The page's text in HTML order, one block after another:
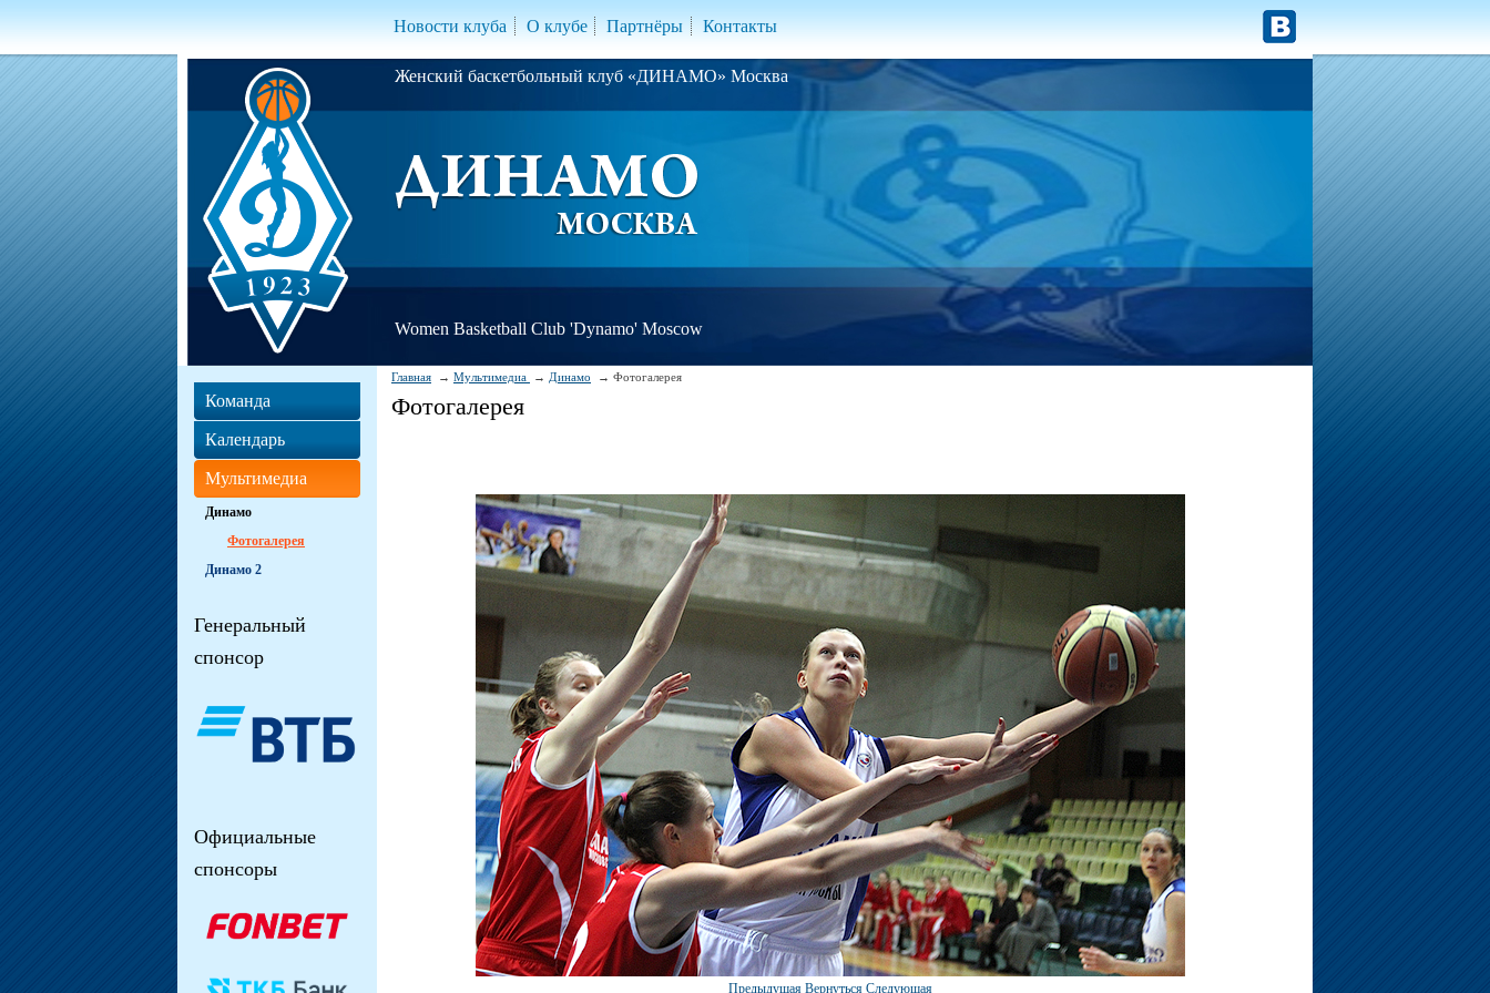
Новости клуба О клубе Партнёры Контакты
Женский баскетбольный клуб «ДИНАМО» Москва
Women Basketball Club 'Dynamo' Moscow
Главная Мультимедиа Динамо Фотогалерея
Фотогалерея
Предыдущая Вернуться Следующая
Команда
Календарь
Мультимедиа
Динамо
Фотогалерея
Динамо 2
Генеральный
спонсор
Официальные
спонсоры